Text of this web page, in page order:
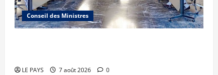
Conseil des Ministres
LE PAYS 7 août 2026 0